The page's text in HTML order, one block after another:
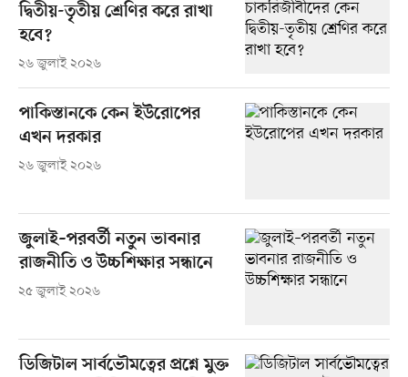
দ্বিতীয়-তৃতীয় শ্রেণির করে রাখা
হবে?
২৬ জুলাই ২০২৬
পাকিস্তানকে কেন ইউরোপের
এখন দরকার
২৬ জুলাই ২০২৬
জুলাই–পরবর্তী নতুন ভাবনার
রাজনীতি ও উচ্চশিক্ষার সন্ধানে
২৫ জুলাই ২০২৬
ডিজিটাল সার্বভৌমত্বের প্রশ্নে মুক্ত